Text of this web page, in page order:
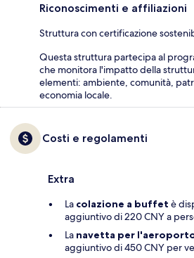
Riconoscimenti e affiliazioni
Struttura con certificazione
Questa struttura partecipa al
che monitora l'impatto della
elementi: ambiente, comunità,
economia locale.
Costi e regolamenti
Extra
La colazione a buffet è
aggiuntivo di 220 CNY a
La navetta per
aggiuntivo di 450 CNY per